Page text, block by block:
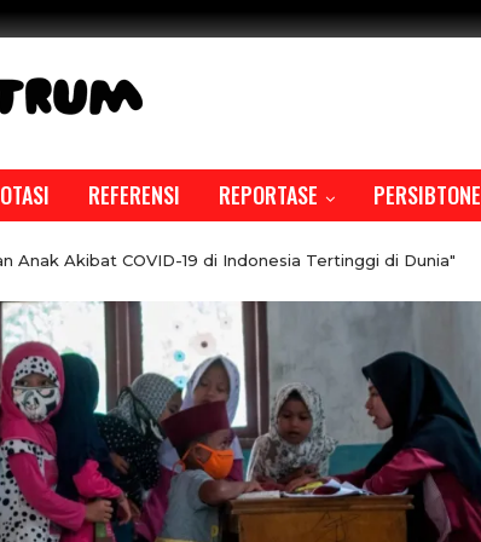
REFERENSI REPORTASE PERSIBTONE
Anak Akibat COVID-19 di Indonesia Tertinggi di Dunia"
REPORTASE